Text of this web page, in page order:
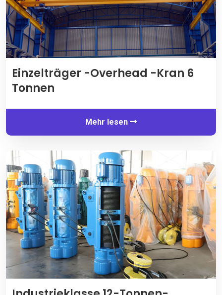
Einzelträger -Overhead -Kran 6
Tonnen
Mehr lesen